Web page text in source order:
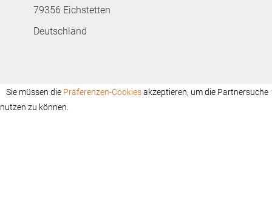
Sie müssen die Präferenzen-Cookiesakzeptieren, um die Partnersuche
nutzen zu können.
79356 Eichstetten
Deutschland